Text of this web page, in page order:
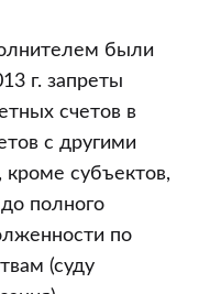
были
г. запреты
счетов в
с другими
кроме субъектов,
полного
по
(суду